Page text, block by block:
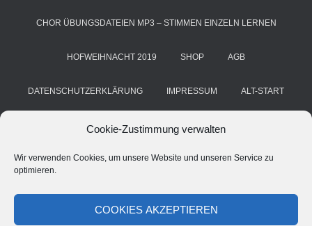
Cookie-Zustimmung verwalten
Wir verwenden Cookies, um unsere Website und unseren Service zu
optimieren.
COOKIES AKZEPTIEREN
CHOR ÜBUNGSDATEIEN MP3 – STIMMEN EINZELN LERNEN
HOFWEIHNACHT 2019 SHOP AGB
DATENSCHUTZERKLÄRUNG IMPRESSUM ALT-START
COOKIE-RICHTLINIE (EU) KUNST & HANDWERK
HANS GRIMM DEINE STIMME. DEIN CHOR. DEIN ERFOLG
CHORSTIMME ÜBEN – A CAPPELLA ÜBE-MP3 FÜR CHÖRE